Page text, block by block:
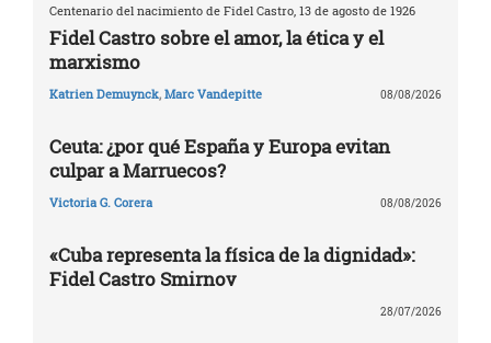
Centenario del nacimiento de Fidel Castro, 13 de agosto de 1926
Fidel Castro sobre el amor, la ética y el
marxismo
Katrien Demuynck, Marc Vandepitte 08/08/2026
Ceuta: ¿por qué España y Europa evitan
culpar a Marruecos?
Victoria G. Corera 08/08/2026
«Cuba representa la física de la dignidad»:
Fidel Castro Smirnov
28/07/2026